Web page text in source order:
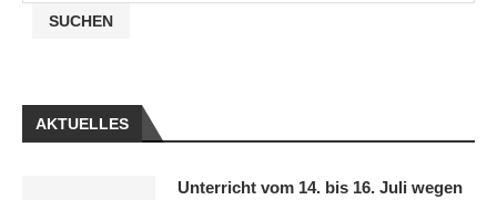
SUCHEN
AKTUELLES
Unterricht vom 14. bis 16. Juli wegen